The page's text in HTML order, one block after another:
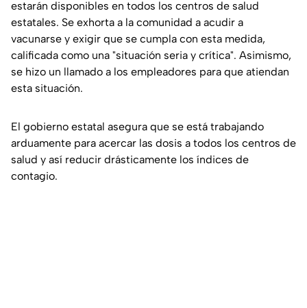
estarán disponibles en todos los centros de salud
estatales. Se exhorta a la comunidad a acudir a
vacunarse y exigir que se cumpla con esta medida,
calificada como una "situación seria y crítica". Asimismo,
se hizo un llamado a los empleadores para que atiendan
esta situación.
El gobierno estatal asegura que se está trabajando
arduamente para acercar las dosis a todos los centros de
salud y así reducir drásticamente los índices de
contagio.